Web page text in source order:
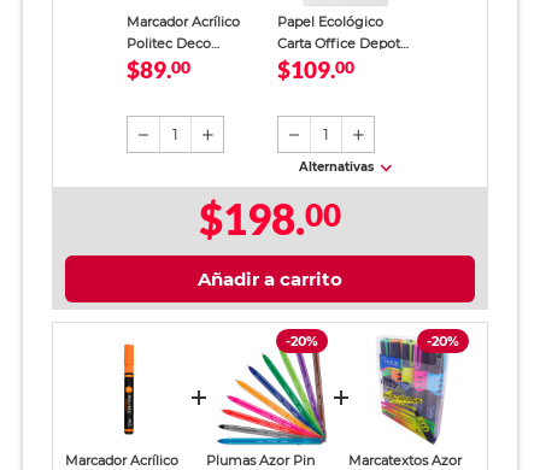
Marcador Acrílico
Politec Deco
Multisuperficie
$89.00
1
Papel Ecológico
Carta Office Depot
Paquete 500 hojas
$109.00
1
Alternativas
$198.00
Añadir a carrito
Marcador Acrílico
-20%
Plumas Azor Pin
-20%
Marcatextos Azor